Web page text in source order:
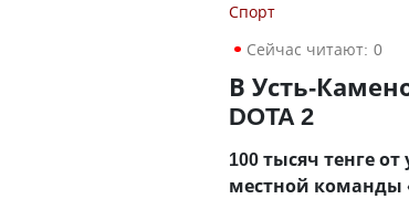
Спорт
Сейчас читают: 0
В Усть-
DOTA 2
100 тысяч тенге
местной команды